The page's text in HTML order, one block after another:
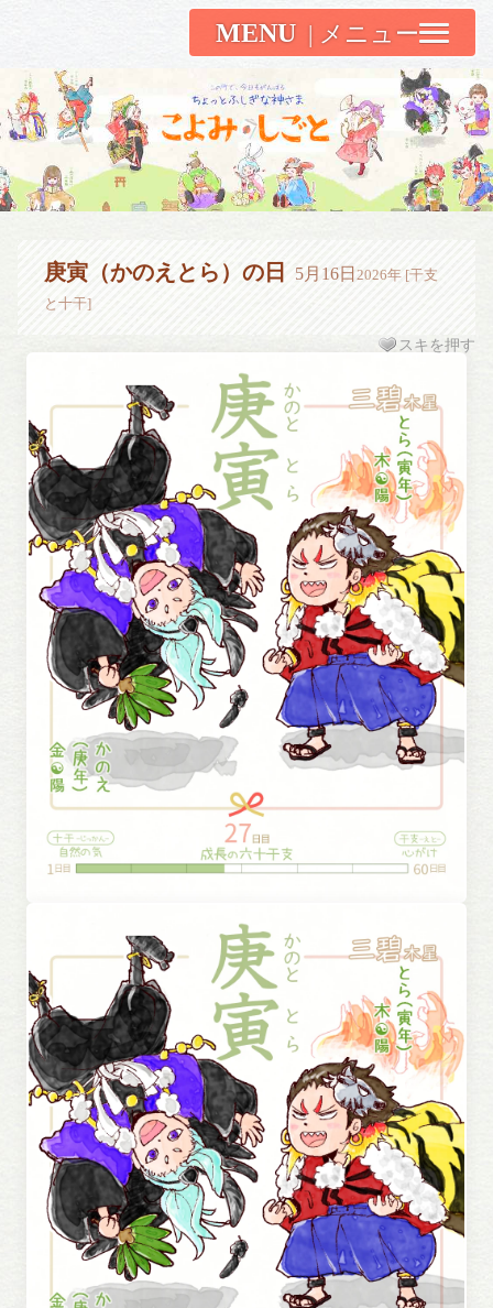
MENU
こよみしごと〔和原ハト〕
庚寅（かのえとら）の日 5月16日 2026年 [干支
と十干]
スキを押す